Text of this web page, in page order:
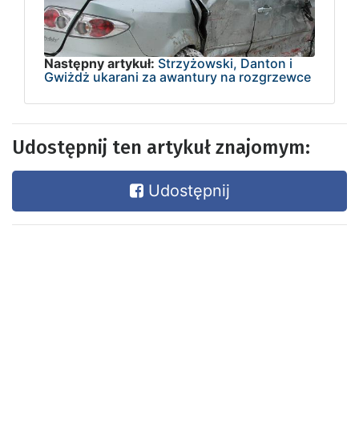
Następny artykuł: Strzyżowski, Danton i
Gwiżdż ukarani za awantury na rozgrzewce
Udostępnij ten artykuł znajomym:
Udostępnij